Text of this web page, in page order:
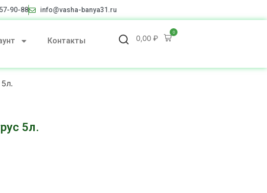
90-88 info@vasha-banya31.ru
Контакты 0,00₽
0
5л.